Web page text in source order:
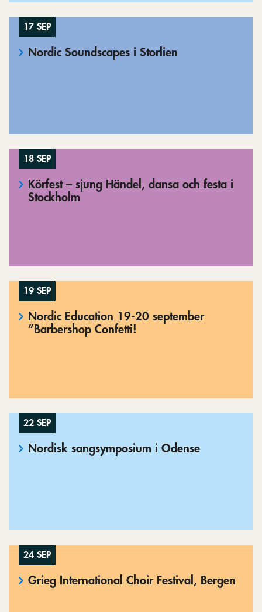
17 SEP
Nordic Soundscapes i Storlien
18 SEP
Körfest – sjung Händel, dansa och festa i
Stockholm
19 SEP
Nordic Education 19-20 september
”Barbershop Confetti!
22 SEP
Nordisk sangsymposium i Odense
24 SEP
Grieg International Choir Festival, Bergen